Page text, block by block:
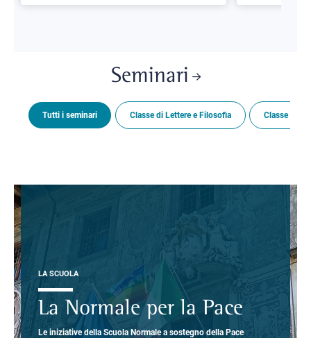
Seminari
Tutti i seminari Classe di Lettere e Filosofia Classe di
LA SCUOLA
La Normale per la Pace
Le iniziative della Scuola Normale a sostegno della Pace